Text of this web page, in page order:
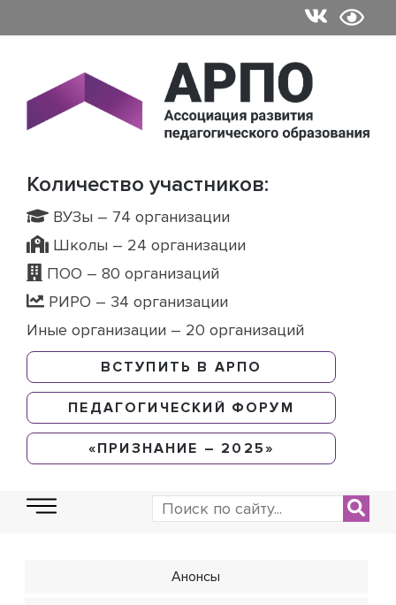
to
Количество участников:
ВУЗы – 74 организации
Школы – 24 организации
ПОО – 80 организаций
РИРО – 34 организации
Иные организации – 20 организаций
ВСТУПИТЬ В АРПО
ПЕДАГОГИЧЕСКИЙ ФОРУМ
«ПРИЗНАНИЕ – 2025»
Анонсы